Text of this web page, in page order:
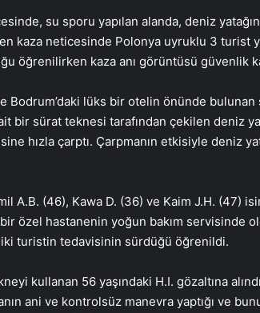
su sporu yapılan alanda, deniz
kaza neticesinde Polonya uyruklu 3 turist
öğrenilirken kaza anı görüntüsü güvenlik
Bodrum’daki lüks bir otelin önünde bulunan
bir sürat teknesi tarafından çekilen deniz
hızla çarptı. Çarpmanın etkisiyle deniz
A.B. (46), Kawa D. (36) ve Kaim J.H. (47)
bir özel hastanenin yoğun bakım servisinde
turistin tedavisinin sürdüğü öğrenildi.
kullanan 56 yaşındaki H.I. gözaltına
ani ve kontrolsüz manevra yaptığı ve